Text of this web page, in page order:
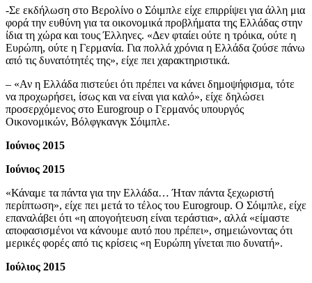
-Σε εκδήλωση στο Βερολίνο ο Σόιμπλε είχε επιρρίψει για άλλη μια
φορά την ευθύνη για τα οικονομικά προβλήματα της Ελλάδας στην
ίδια τη χώρα και τους Έλληνες. «Δεν φταίει ούτε η τρόικα, ούτε η
Ευρώπη, ούτε η Γερμανία. Για πολλά χρόνια η Ελλάδα ζούσε πάνω
από τις δυνατότητές της», είχε πει χαρακτηριστικά.
– «Αν η Ελλάδα πιστεύει ότι πρέπει να κάνει δημοψήφισμα, τότε
να προχωρήσει, ίσως και να είναι για καλό», είχε δηλώσει
προσερχόμενος στο Eurogroup ο Γερμανός υπουργός
Οικονομικών, Βόλφγκανγκ Σόιμπλε.
Ιούνιος 2015
Ιούνιος 2015
«Κάναμε τα πάντα για την Ελλάδα… Ήταν πάντα ξεχωριστή
περίπτωση», είχε πει μετά το τέλος του Eurogroup. Ο Σόιμπλε, είχε
επαναλάβει ότι «η απογοήτευση είναι τεράστια», αλλά «είμαστε
αποφασισμένοι να κάνουμε αυτό που πρέπει», σημειώνοντας ότι
μερικές φορές από τις κρίσεις «η Ευρώπη γίνεται πιο δυνατή».
Ιούλιος 2015